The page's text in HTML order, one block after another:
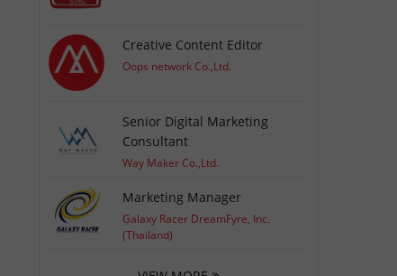
Creative Content Editor
Oops network Co.,Ltd.
Senior Digital Marketing
Consultant
Way Maker Co.,Ltd.
Marketing Manager
Galaxy Racer DreamFyre, Inc.
(Thailand)